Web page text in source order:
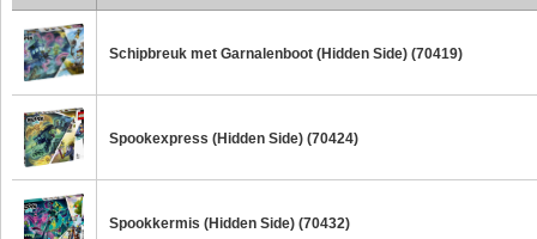
Schipbreuk met Garnalenboot (Hidden Side) (70419)
Spookexpress (Hidden Side) (70424)
Spookkermis (Hidden Side) (70432)